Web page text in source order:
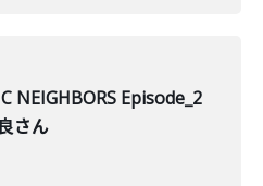
NEIGHBORS Episode_2
さん